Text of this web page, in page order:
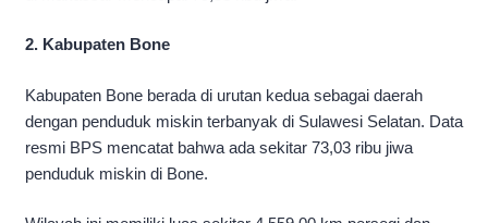
2. Kabupaten Bone
Kabupaten Bone berada di urutan kedua sebagai daerah
dengan penduduk miskin terbanyak di Sulawesi Selatan. Data
resmi BPS mencatat bahwa ada sekitar 73,03 ribu jiwa
penduduk miskin di Bone.